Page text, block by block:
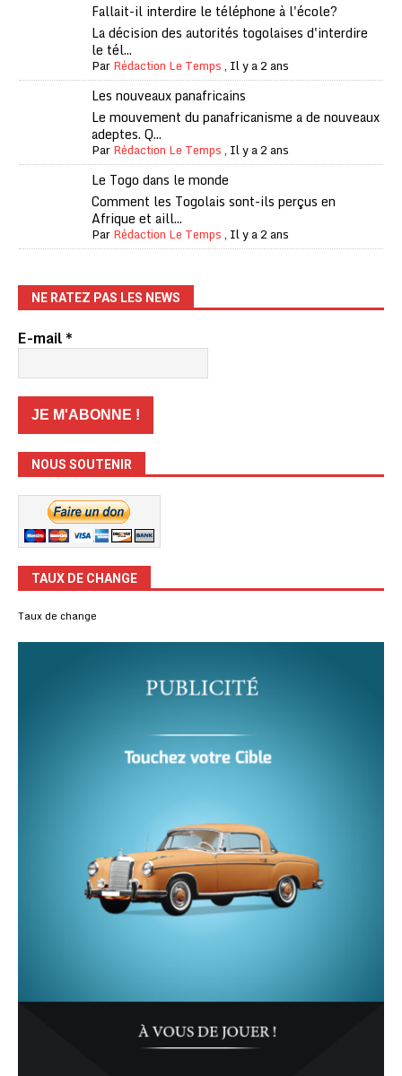
Fallait-il interdire le téléphone à l'école?
La décision des autorités togolaises d'interdire
le tél...
ParRédaction Le Temps, Il y a 2 ans
Les nouveaux panafricains
Le mouvement du panafricanisme a de nouveaux
adeptes. Q...
ParRédaction Le Temps, Il y a 2 ans
Le Togo dans le monde
Comment les Togolais sont-ils perçus en
Afrique et aill...
ParRédaction Le Temps, Il y a 2 ans
NE RATEZ PAS LES NEWS
E-mail*
NOUS SOUTENIR
TAUX DE CHANGE
Taux de change